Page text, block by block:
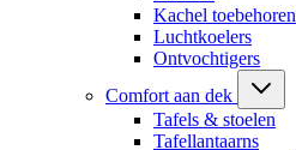
Kachel toebehoren
Luchtkoelers
Ontvochtigers
Comfort aan dek
Tafels & stoelen
Tafellantaarns